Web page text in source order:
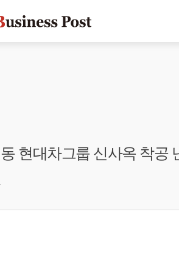
현대차그룹 신사옥 착공